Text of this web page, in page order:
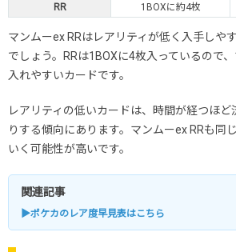
RR
1BOXに約4枚
マンムーex RRはレアリティが低く入手しや
でしょう。RRは1BOXに4枚入っているので
入れやすいカードです。
レアリティの低いカードは、時間が経つほ
りする傾向にあります。マンムーex RRも同
いく可能性が高いです。
関連記事
▶ポケカのレア度早見表はこちら